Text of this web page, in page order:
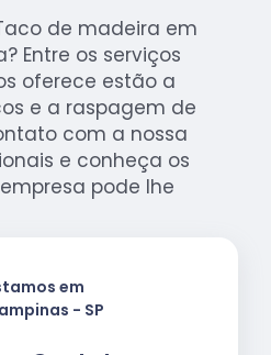
de madeira em
Entre os serviços
oferece estão a
e a raspagem de
com a nossa
e conheça os
pode lhe
em
- SP